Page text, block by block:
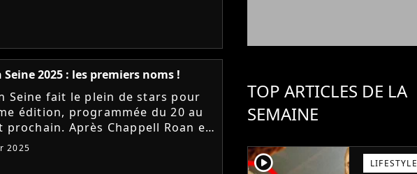
Seine 2025 : les premiers noms !
Seine fait le plein de stars pour
édition, programmée du 20 au
prochain. Après Chappell Roan et
Grammar, le festival annonce la
2025
TOP ARTICLES DE LA
SEMAINE
player2 LIFESTYLE